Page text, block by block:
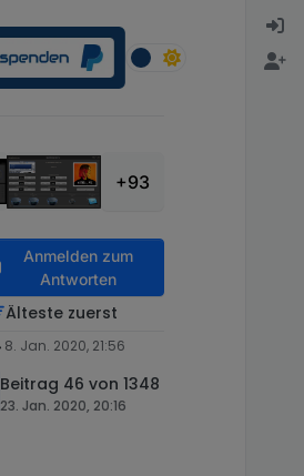
+93
Anmelden zum
Antworten
Älteste zuerst
8. Jan. 2020, 21:56
Beitrag 46 von 1348
23. Jan. 2020, 20:16